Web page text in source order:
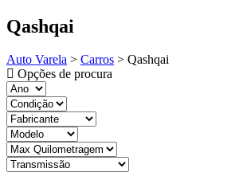
Qashqai
Auto Varela > Carros > Qashqai
Opções de procura